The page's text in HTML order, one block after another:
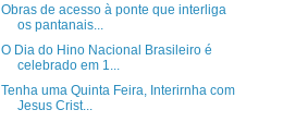
Obras de acesso à ponte que interliga
os pantanais...
O Dia do Hino Nacional Brasileiro é
celebrado em 1...
Tenha uma Quinta Feira, Interirnha com
Jesus Crist...